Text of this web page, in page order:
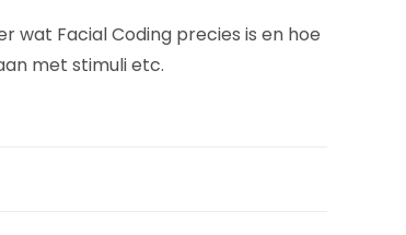
wat Facial Coding precies is en hoe
met stimuli etc.